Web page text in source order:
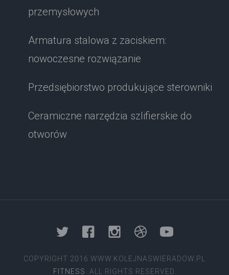
przemysłowych
Armatura stalowa z zaciskiem:
nowoczesne rozwiązanie
Przedsiębiorstwo produkujące sterowniki
Ceramiczne narzędzia szlifierskie do
otworów
COPYRIGHT 2016 WWW.KOLEJNASWIERADOW.PL
FITNESS . ALL RIGHTS RESERVED.